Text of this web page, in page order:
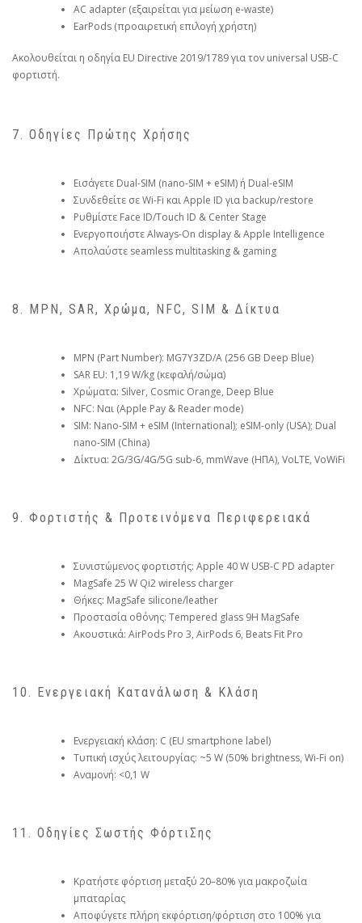
AC adapter (εξαιρείται για μείωση e-waste)
EarPods (προαιρετική επιλογή χρήστη)
Ακολουθείται η οδηγία EU Directive 2019/1789 για τον universal USB-C
φορτιστή.
7. Οδηγίες Πρώτης Χρήσης
Εισάγετε Dual-SIM (nano-SIM + eSIM) ή Dual-eSIM
Συνδεθείτε σε Wi-Fi και Apple ID για backup/restore
Ρυθμίστε Face ID/Touch ID & Center Stage
Ενεργοποιήστε Always-On display & Apple Intelligence
Απολαύστε seamless multitasking & gaming
8. MPN, SAR, Χρώμα, NFC, SIM & Δίκτυα
MPN (Part Number): MG7Y3ZD/A (256 GB Deep Blue)
SAR EU: 1,19 W/kg (κεφαλή/σώμα)
Χρώματα: Silver, Cosmic Orange, Deep Blue
NFC: Ναι (Apple Pay & Reader mode)
SIM: Nano-SIM + eSIM (International); eSIM-only (USA); Dual
nano-SIM (China)
Δίκτυα: 2G/3G/4G/5G sub-6, mmWave (ΗΠΑ), VoLTE, VoWiFi
9. Φορτιστής & Προτεινόμενα Περιφερειακά
Συνιστώμενος φορτιστής: Apple 40 W USB-C PD adapter
MagSafe 25 W Qi2 wireless charger
Θήκες: MagSafe silicone/leather
Προστασία οθόνης: Tempered glass 9H MagSafe
Ακουστικά: AirPods Pro 3, AirPods 6, Beats Fit Pro
10. Ενεργειακή Κατανάλωση & Κλάση
Ενεργειακή κλάση: C (EU smartphone label)
Τυπική ισχύς λειτουργίας: ~5 W (50% brightness, Wi-Fi on)
Αναμονή: <0,1 W
11. Οδηγίες Σωστής ΦόρτιΣης
Κρατήστε φόρτιση μεταξύ 20–80% για μακροζωία
μπαταρίας
Αποφύγετε πλήρη εκφόρτιση/φόρτιση στο 100% για